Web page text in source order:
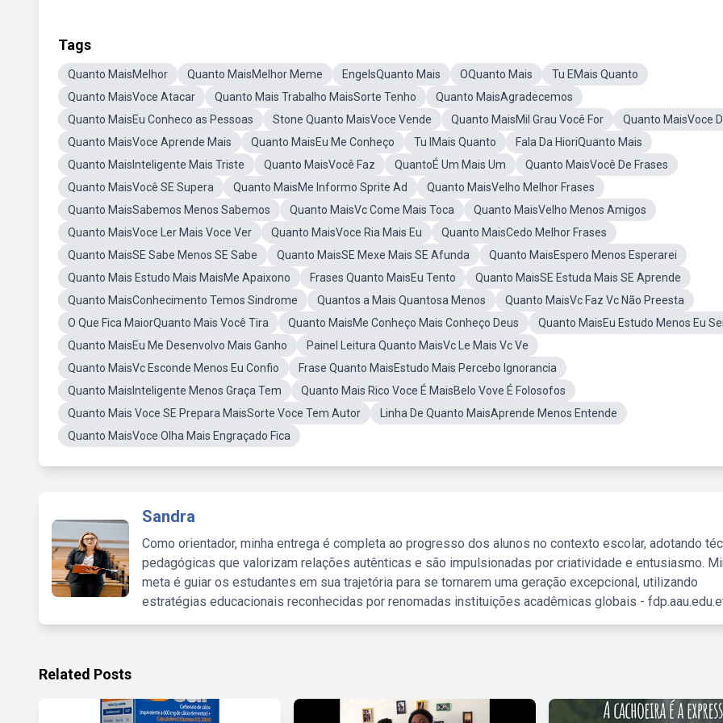
Tags
Quanto MaisMelhor Quanto MaisMelhor Meme EngelsQuanto Mais OQuanto Mais
Tu EMais Quanto
Quanto MaisVoce Atacar
Quanto Mais Trabalho MaisSorte Tenho
Quanto MaisAgradecemos
Quanto MaisEu Conheco as Pessoas
Stone Quanto MaisVoce Vende Quanto MaisMil Grau Você For
Quanto MaisVoce
Quanto MaisVoce Aprende Mais
Quanto MaisEu Me Conheço Tu IMais Quanto
Fala Da HioriQuanto Mais
Quanto MaisInteligente Mais Triste
Quanto MaisVocê Faz QuantoÉ Um Mais Um
Quanto MaisVocê De Frases
Quanto MaisVocê SE Supera
Quanto MaisMe Informo Sprite Ad
Quanto MaisVelho Melhor Frases
Quanto MaisSabemos Menos Sabemos
Quanto MaisVc Come Mais Toca
Quanto MaisVelho Menos Amigos
Quanto MaisVoce Ler Mais Voce Ver
Quanto MaisVoce Ria Mais Eu
Quanto MaisCedo Melhor Frases
Quanto MaisSE Sabe Menos SE Sabe
Quanto MaisSE Mexe Mais SE Afunda
Quanto MaisEspero Menos Esperarei
Quanto Mais Estudo Mais MaisMe Apaixono
Frases Quanto MaisEu Tento
Quanto MaisSE Estuda Mais SE Aprende
Quanto MaisConhecimento Temos Sindrome
Quantos a Mais Quantosa Menos
Quanto MaisVc Faz Vc Não Preesta
O Que Fica MaiorQuanto Mais Você Tira
Quanto MaisMe Conheço Mais Conheço Deus
Quanto MaisEu Estudo Menos Eu Sei
Quanto MaisEu Me Desenvolvo Mais Ganho
Painel Leitura Quanto MaisVc Le Mais Vc Ve
Quanto MaisVc Esconde Menos Eu Confio
Frase Quanto MaisEstudo Mais Percebo Ignorancia
Quanto MaisInteligente Menos Graça Tem
Quanto Mais Rico Voce É MaisBelo Vove É Folosofos
Quanto Mais Voce SE Prepara MaisSorte Voce Tem Autor
Linha De Quanto MaisAprende Menos Entende
Quanto MaisVoce Olha Mais Engraçado Fica
Sandra
Como orientador, minha entrega é completa ao progresso dos alunos no contexto escolar, adotando
pedagógicas que valorizam relações autênticas e são impulsionadas por criatividade e entusiasmo.
meta é guiar os estudantes em sua trajetória para se tornarem uma geração excepcional, utilizando
estratégias educacionais reconhecidas por renomadas instituições acadêmicas globais -
Related Posts